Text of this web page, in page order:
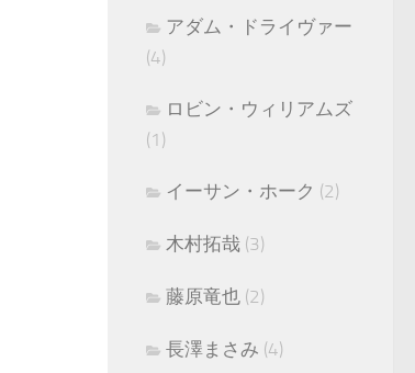
アダム・ドライヴァー
(4)
ロビン・ウィリアムズ
(1)
イーサン・ホーク (2)
木村拓哉 (3)
藤原竜也 (2)
長澤まさみ (4)